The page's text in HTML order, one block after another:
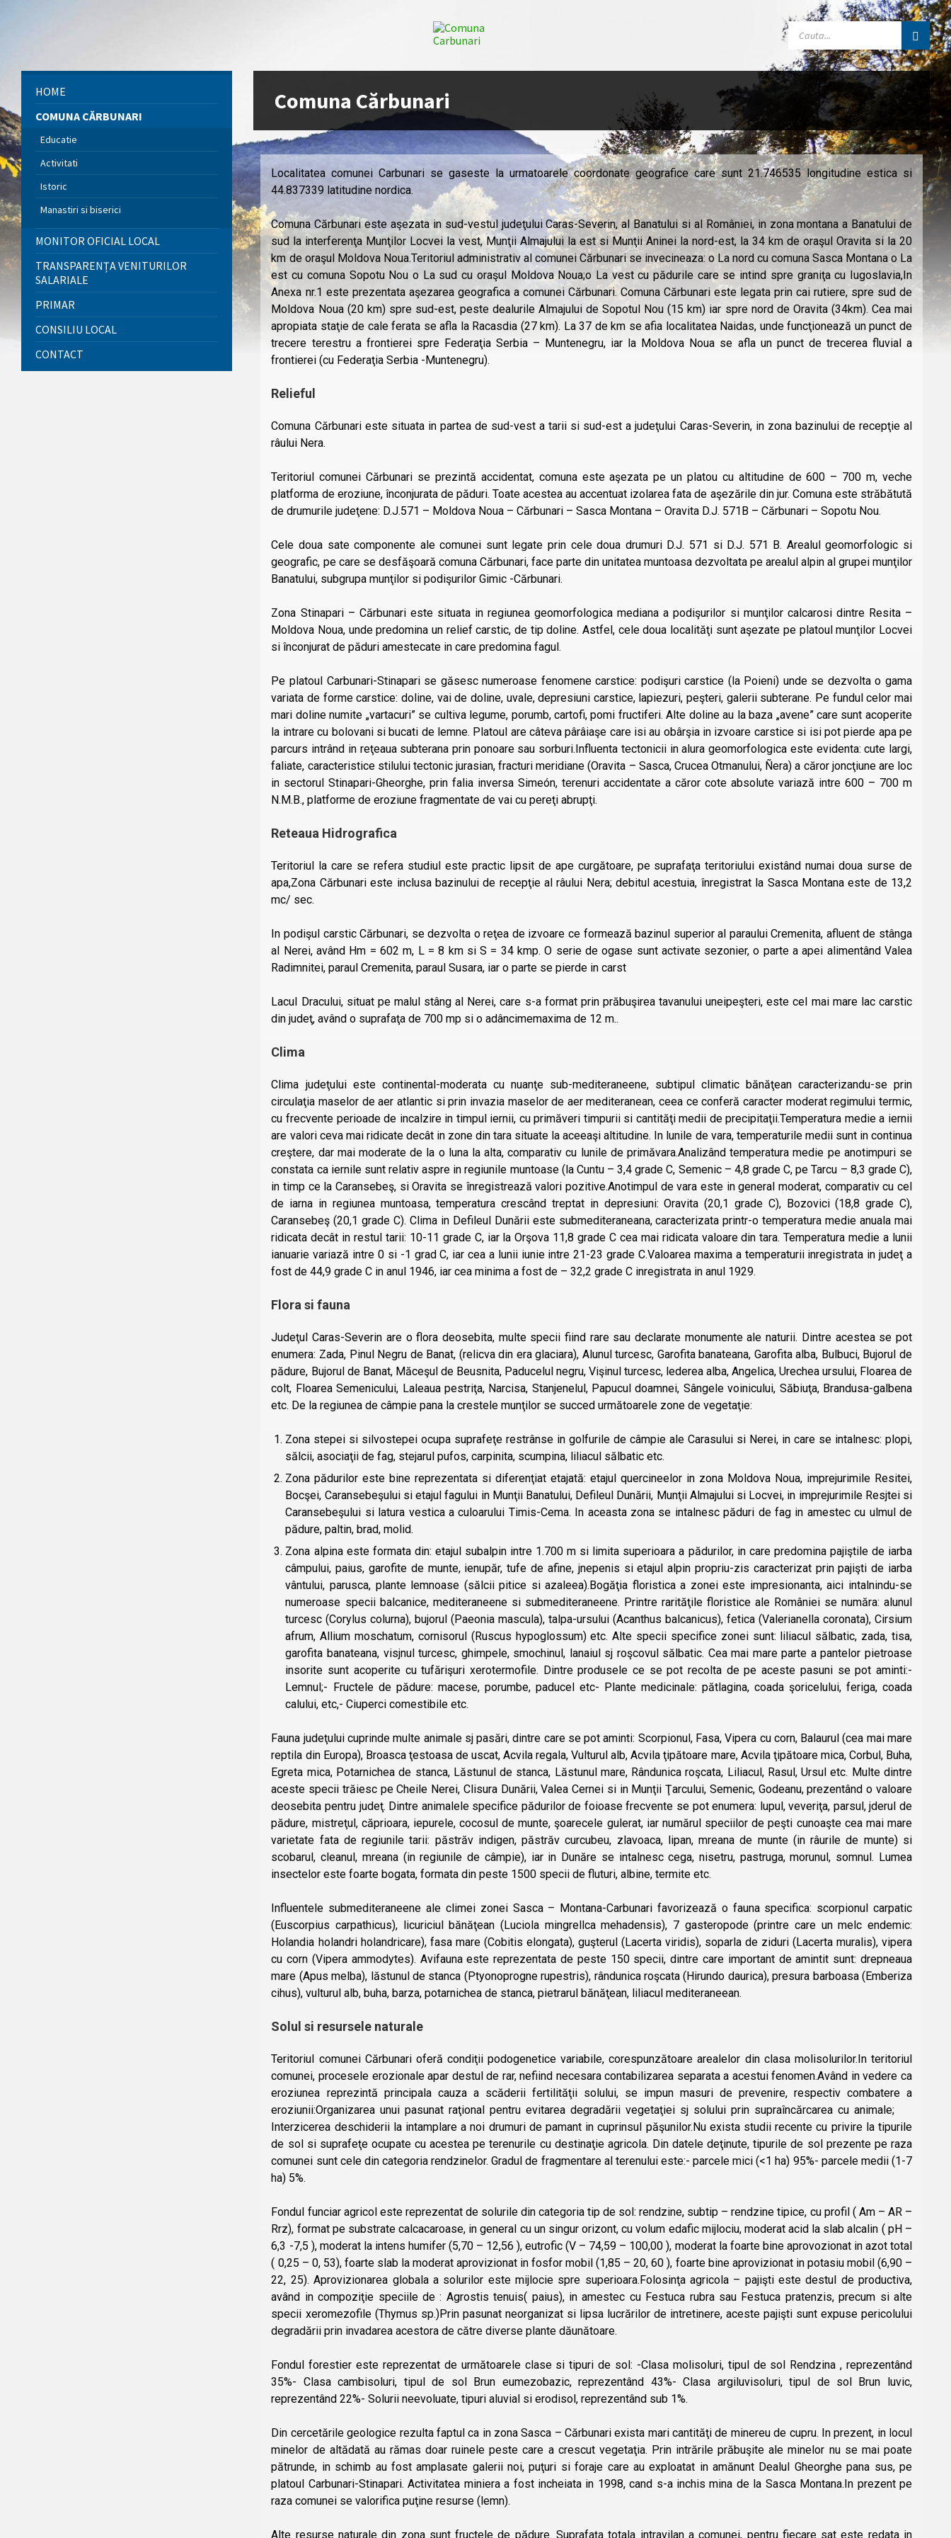
Comuna Cărbunari
Localitatea comunei Carbunari se gaseste la urmatoarele coordonate geografice care sunt 21.746535 longitudine estica si
44.837339 latitudine nordica.
Comuna Cărbunari este aşezata in sud-vestul judeţului Caras-Severin, al Banatului si al României, in zona montana a Banatului de
sud la interferenţa Munţilor Locvei la vest, Munţii Almajului la est si Munţii Aninei la nord-est, la 34 km de oraşul Oravita si la 20
km de oraşul Moldova Noua.Teritoriul administrativ al comunei Cărbunari se invecineaza: o La nord cu comuna Sasca Montana o La
est cu comuna Sopotu Nou o La sud cu oraşul Moldova Noua;o La vest cu pădurile care se intind spre graniţa cu Iugoslavia,In
Anexa nr.1 este prezentata aşezarea geografica a comunei Cărbunari. Comuna Cărbunari este legata prin cai rutiere, spre sud de
Moldova Noua (20 km) spre sud-est, peste dealurile Almajului de Sopotul Nou (15 km) iar spre nord de Oravita (34km). Cea mai
apropiata staţie de cale ferata se afla la Racasdia (27 km). La 37 de km se afia localitatea Naidas, unde funcţionează un punct de
trecere terestru a frontierei spre Federaţia Serbia – Muntenegru, iar la Moldova Noua se afla un punct de trecerea fluvial a
frontierei (cu Federaţia Serbia -Muntenegru).
Relieful
Comuna Cărbunari este situata in partea de sud-vest a tarii si sud-est a judeţului Caras-Severin, in zona bazinului de recepţie al
râului Nera.
Teritoriul comunei Cărbunari se prezintă accidentat, comuna este aşezata pe un platou cu altitudine de 600 – 700 m, veche
platforma de eroziune, înconjurata de păduri. Toate acestea au accentuat izolarea fata de aşezările din jur. Comuna este străbătută
de drumurile judeţene: D.J.571 – Moldova Noua – Cărbunari – Sasca Montana – Oravita D.J. 571B – Cărbunari – Sopotu Nou.
Cele doua sate componente ale comunei sunt legate prin cele doua drumuri D.J. 571 si D.J. 571 B. Arealul geomorfologic si
geografic, pe care se desfăşoară comuna Cărbunari, face parte din unitatea muntoasa dezvoltata pe arealul alpin al grupei munţilor
Banatului, subgrupa munţilor si podişurilor Gimic -Cărbunari.
Zona Stinapari – Cărbunari este situata in regiunea geomorfologica mediana a podişurilor si munţilor calcarosi dintre Resita –
Moldova Noua, unde predomina un relief carstic, de tip doline. Astfel, cele doua localităţi sunt aşezate pe platoul munţilor Locvei
si înconjurat de păduri amestecate in care predomina fagul.
Pe platoul Carbunari-Stinapari se găsesc numeroase fenomene carstice: podişuri carstice (la Poieni) unde se dezvolta o gama
variata de forme carstice: doline, vai de doline, uvale, depresiuni carstice, lapiezuri, peşteri, galerii subterane. Pe fundul celor mai
mari doline numite „vartacuri” se cultiva legume, porumb, cartofi, pomi fructiferi. Alte doline au la baza „avene” care sunt acoperite
la intrare cu bolovani si bucati de lemne. Platoul are câteva pârâiaşe care isi au obârşia in izvoare carstice si isi pot pierde apa pe
parcurs intrând in reţeaua subterana prin ponoare sau sorburi.Influenta tectonicii in alura geomorfologica este evidenta: cute largi,
faliate, caracteristice stilului tectonic jurasian, fracturi meridiane (Oravita – Sasca, Crucea Otmanului, Ñera) a căror joncţiune are loc
in sectorul Stinapari-Gheorghe, prin falia inversa Simeón, terenuri accidentate a căror cote absolute variază intre 600 – 700 m
N.M.B., platforme de eroziune fragmentate de vai cu pereţi abrupţi.
Reteaua Hidrografica
Teritoriul la care se refera studiul este practic lipsit de ape curgătoare, pe suprafaţa teritoriului existând numai doua surse de
apa,Zona Cărbunari este inclusa bazinului de recepţie al râului Nera; debitul acestuia, înregistrat la Sasca Montana este de 13,2
mc/ sec.
In podişul carstic Cărbunari, se dezvolta o reţea de izvoare ce formează bazinul superior al paraului Cremenita, afluent de stânga
al Nerei, având Hm = 602 m, L = 8 km si S = 34 kmp. O serie de ogase sunt activate sezonier, o parte a apei alimentând Valea
Radimnitei, paraul Cremenita, paraul Susara, iar o parte se pierde in carst
Lacul Dracului, situat pe malul stâng al Nerei, care s-a format prin prăbuşirea tavanului uneipeşteri, este cel mai mare lac carstic
din judeţ, având o suprafaţa de 700 mp si o adâncimemaxima de 12 m..
Clima
Clima judeţului este continental-moderata cu nuanţe sub-mediteraneene, subtipul climatic bănăţean caracterizandu-se prin
circulaţia maselor de aer atlantic si prin invazia maselor de aer mediteranean, ceea ce conferă caracter moderat regimului termic,
cu frecvente perioade de incalzire in timpul iernii, cu primăveri timpurii si cantităţi medii de precipitaţii.Temperatura medie a iernii
are valori ceva mai ridicate decât in zone din tara situate la aceeaşi altitudine. In lunile de vara, temperaturile medii sunt in continua
creştere, dar mai moderate de la o luna la alta, comparativ cu lunile de primăvara.Analizând temperatura medie pe anotimpuri se
constata ca iernile sunt relativ aspre in regiunile muntoase (la Cuntu – 3,4 grade C, Semenic – 4,8 grade C, pe Tarcu – 8,3 grade C),
in timp ce la Caransebeş, si Oravita se înregistrează valori pozitive.Anotimpul de vara este in general moderat, comparativ cu cel
de iarna in regiunea muntoasa, temperatura crescând treptat in depresiuni: Oravita (20,1 grade C), Bozovici (18,8 grade C),
Caransebeş (20,1 grade C). Clima in Defileul Dunării este submediteraneana, caracterizata printr-o temperatura medie anuala mai
ridicata decât in restul tarii: 10-11 grade C, iar la Orşova 11,8 grade C cea mai ridicata valoare din tara. Temperatura medie a lunii
ianuarie variază intre 0 si -1 grad C, iar cea a lunii iunie intre 21-23 grade C.Valoarea maxima a temperaturii inregistrata in judeţ a
fost de 44,9 grade C in anul 1946, iar cea minima a fost de – 32,2 grade C inregistrata in anul 1929.
Flora si fauna
Judeţul Caras-Severin are o flora deosebita, multe specii fiind rare sau declarate monumente ale naturii. Dintre acestea se pot
enumera: Zada, Pinul Negru de Banat, (relicva din era glaciara), Alunul turcesc, Garofita banateana, Garofita alba, Bulbuci, Bujorul de
pădure, Bujorul de Banat, Măceşul de Beusnita, Paducelul negru, Vişinul turcesc, lederea alba, Angelica, Urechea ursului, Floarea de
colt, Floarea Semenicului, Laleaua pestriţa, Narcisa, Stanjenelul, Papucul doamnei, Sângele voinicului, Săbiuţa, Brandusa-galbena
etc. De la regiunea de câmpie pana la crestele munţilor se succed următoarele zone de vegetaţie:
Zona stepei si silvostepei ocupa suprafeţe restrânse in golfurile de câmpie ale Carasului si Nerei, in care se intalnesc: plopi,
sălcii, asociaţii de fag, stejarul pufos, carpinita, scumpina, liliacul sălbatic etc.
Zona pădurilor este bine reprezentata si diferenţiat etajată: etajul quercineelor in zona Moldova Noua, imprejurimile Resitei,
Bocşei, Caransebeşului si etajul fagului in Munţii Banatului, Defileul Dunării, Munţii Almajului si Locvei, in imprejurimile Resjtei si
Caransebeşului si latura vestica a culoarului Timis-Cema. In aceasta zona se intalnesc păduri de fag in amestec cu ulmul de
pădure, paltin, brad, molid.
Zona alpina este formata din: etajul subalpin intre 1.700 m si limita superioara a pădurilor, in care predomina pajiştile de iarba
câmpului, paius, garofite de munte, ienupăr, tufe de afine, jnepenis si etajul alpin propriu-zis caracterizat prin pajişti de iarba
vântului, parusca, plante lemnoase (sălcii pitice si azaleea).Bogăţia floristica a zonei este impresionanta, aici intalnindu-se
numeroase specii balcanice, mediteraneene si submediteraneene. Printre rarităţile floristice ale României se număra: alunul
turcesc (Corylus colurna), bujorul (Paeonia mascula), talpa-ursului (Acanthus balcanicus), fetica (Valerianella coronata), Cirsium
afrum, Allium moschatum, cornisorul (Ruscus hypoglossum) etc. Alte specii specifice zonei sunt: liliacul sălbatic, zada, tisa,
garofita banateana, visjnul turcesc, ghimpele, smochinul, lanaiul sj roşcovul sălbatic. Cea mai mare parte a pantelor pietroase
insorite sunt acoperite cu tufărişuri xerotermofile. Dintre produsele ce se pot recolta de pe aceste pasuni se pot aminti:-
Lemnul;- Fructele de pădure: macese, porumbe, paducel etc- Plante medicinale: pătlagina, coada şoricelului, feriga, coada
calului, etc,- Ciuperci comestibile etc.
Fauna judeţului cuprinde multe animale sj pasări, dintre care se pot aminti: Scorpionul, Fasa, Vipera cu corn, Balaurul (cea mai mare
reptila din Europa), Broasca ţestoasa de uscat, Acvila regala, Vulturul alb, Acvila ţipătoare mare, Acvila ţipătoare mica, Corbul, Buha,
Egreta mica, Potarnichea de stanca, Lăstunul de stanca, Lăstunul mare, Rândunica roşcata, Liliacul, Rasul, Ursul etc. Multe dintre
aceste specii trăiesc pe Cheile Nerei, Clisura Dunării, Valea Cernei si in Munţii Ţarcului, Semenic, Godeanu, prezentând o valoare
deosebita pentru judeţ. Dintre animalele specifice pădurilor de foioase frecvente se pot enumera: lupul, veveriţa, parsul, jderul de
pădure, mistreţul, căprioara, iepurele, cocosul de munte, şoarecele gulerat, iar numărul speciilor de peşti cunoaşte cea mai mare
varietate fata de regiunile tarii: păstrăv indigen, păstrăv curcubeu, zlavoaca, lipan, mreana de munte (in râurile de munte) si
scobarul, cleanul, mreana (in regiunile de câmpie), iar in Dunăre se intalnesc cega, nisetru, pastruga, morunul, somnul. Lumea
insectelor este foarte bogata, formata din peste 1500 specii de fluturi, albine, termite etc.
Influentele submediteraneene ale climei zonei Sasca – Montana-Carbunari favorizează o fauna specifica: scorpionul carpatic
(Euscorpius carpathicus), licuriciul bănăţean (Luciola mingrellca mehadensis), 7 gasteropode (printre care un melc endemic:
Holandia holandri holandricare), fasa mare (Cobitis elongata), guşterul (Lacerta viridis), soparla de ziduri (Lacerta muralis), vipera
cu corn (Vipera ammodytes). Avifauna este reprezentata de peste 150 specii, dintre care important de amintit sunt: drepneaua
mare (Apus melba), lăstunul de stanca (Ptyonoprogne rupestris), rândunica roşcata (Hirundo daurica), presura barboasa (Emberiza
cihus), vulturul alb, buha, barza, potarnichea de stanca, pietrarul bănăţean, liliacul mediteraneean.
Solul si resursele naturale
Teritoriul comunei Cărbunari oferă condiţii podogenetice variabile, corespunzătoare arealelor din clasa molisolurilor.In teritoriul
comunei, procesele erozionale apar destul de rar, nefiind necesara contabilizarea separata a acestui fenomen.Având in vedere ca
eroziunea reprezintă principala cauza a scăderii fertilităţii solului, se impun masuri de prevenire, respectiv combatere a
eroziunii:Organizarea unui pasunat raţional pentru evitarea degradării vegetaţiei sj solului prin supraîncărcarea cu animale;
Interzicerea deschiderii la intamplare a noi drumuri de pamant in cuprinsul păşunilor.Nu exista studii recente cu privire la tipurile
de sol si suprafeţe ocupate cu acestea pe terenurile cu destinaţie agricola. Din datele deţinute, tipurile de sol prezente pe raza
comunei sunt cele din categoria rendzinelor. Gradul de fragmentare al terenului este:- parcele mici (<1 ha) 95%- parcele medii (1-7
ha) 5%.
Fondul funciar agricol este reprezentat de solurile din categoria tip de sol: rendzine, subtip – rendzine tipice, cu profil ( Am – AR –
Rrz), format pe substrate calcacaroase, in general cu un singur orizont, cu volum edafic mijlociu, moderat acid la slab alcalin ( pH –
6,3 -7,5 ), moderat la intens humifer (5,70 – 12,56 ), eutrofic (V – 74,59 – 100,00 ), moderat la foarte bine aprovozionat in azot total
( 0,25 – 0, 53), foarte slab la moderat aprovizionat in fosfor mobil (1,85 – 20, 60 ), foarte bine aprovizionat in potasiu mobil (6,90 –
22, 25). Aprovizionarea globala a solurilor este mijlocie spre superioara.Folosinţa agricola – pajişti este destul de productiva,
având in compoziţie speciile de : Agrostis tenuis( paius), in amestec cu Festuca rubra sau Festuca pratenzis, precum si alte
specii xeromezofile (Thymus sp.)Prin pasunat neorganizat si lipsa lucrărilor de intretinere, aceste pajişti sunt expuse pericolului
degradării prin invadarea acestora de către diverse plante dăunătoare.
Fondul forestier este reprezentat de următoarele clase si tipuri de sol: -Clasa molisoluri, tipul de sol Rendzina , reprezentând
35%- Clasa cambisoluri, tipul de sol Brun eumezobazic, reprezentând 43%- Clasa argiluvisoluri, tipul de sol Brun luvic,
reprezentând 22%- Solurii neevoluate, tipuri aluvial si erodisol, reprezentând sub 1%.
Din cercetările geologice rezulta faptul ca in zona Sasca – Cărbunari exista mari cantităţi de minereu de cupru. In prezent, in locul
minelor de altădată au rămas doar ruinele peste care a crescut vegetaţia. Prin intrările prăbuşite ale minelor nu se mai poate
pătrunde, in schimb au fost amplasate galerii noi, puţuri si foraje care au exploatat in amănunt Dealul Gheorghe pana sus, pe
platoul Carbunari-Stinapari. Activitatea miniera a fost incheiata in 1998, cand s-a inchis mina de la Sasca Montana.In prezent pe
raza comunei se valorifica puţine resurse (lemn).
Alte resurse naturale din zona sunt fructele de pădure. Suprafaţa totala intravilan a comunei, pentru fiecare sat este redata in
HOME
COMUNA CĂRBUNARI
Educatie
Activitati
Istoric
Manastiri si biserici
MONITOR OFICIAL LOCAL
TRANSPARENȚA VENITURILOR
SALARIALE
PRIMAR
CONSILIU LOCAL
CONTACT